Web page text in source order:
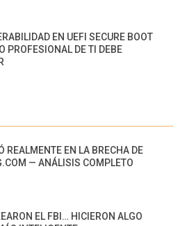
EN UEFI SECURE BOOT
PROFESIONAL DE TI DEBE
REALMENTE EN LA BRECHA DE
— ANÁLISIS COMPLETO
EL FBI… HICIERON ALGO